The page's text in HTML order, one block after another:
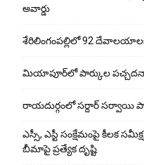
అవార్డు
శేరిలింగంపల్లిలో 92
మియాపూర్‌లో పార్కుల
రాయదుర్గంలో సర్దార్ సర్వాయి
ఎస్సీ, ఎస్టీ సంక్షేమంపై కీలక
బీమాపై ప్రత్యేక దృష్టి